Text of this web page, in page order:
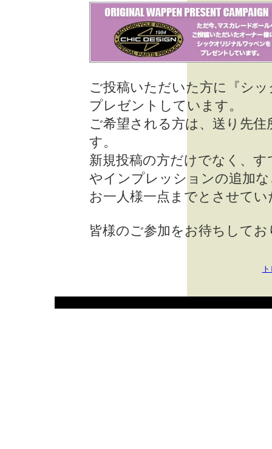
ご投稿いただいた方に『シ
プレゼントしています。
ご希望される方は、送り先
す。
新規投稿の方だけでなく、
やインプレッションの追加
お一人様一点までとさせて
皆様のご参加をお待ちして